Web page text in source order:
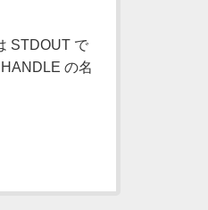
STDOUT で
の名